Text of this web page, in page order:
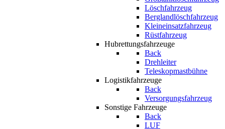
Löschfahrzeug
Berglandlöschfahrzeug
Kleineinsatzfahrzeug
Rüstfahrzeug
Hubrettungsfahrzeuge
Back
Drehleiter
Teleskopmastbühne
Logistikfahrzeuge
Back
Versorgungsfahrzeug
Sonstige Fahrzeuge
Back
LUF